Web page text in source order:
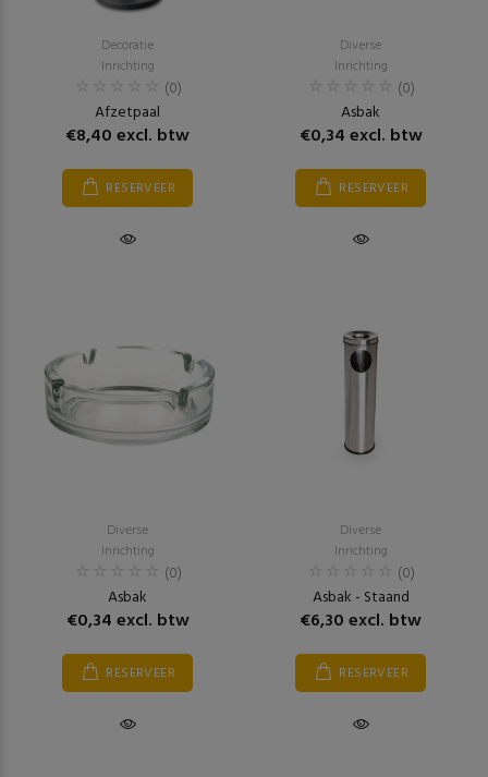
Decoratie
Inrichting
(0)
Afzetpaal
€8,40 excl. btw
RESERVEER
Diverse
Inrichting
(0)
Asbak
€0,34 excl. btw
RESERVEER
Diverse
Inrichting
(0)
Asbak
€0,34 excl. btw
RESERVEER
Diverse
Inrichting
(0)
Asbak - Staand
€6,30 excl. btw
RESERVEER